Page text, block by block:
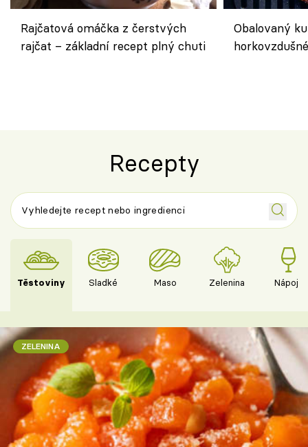
Rajčatová omáčka z čerstvých
rajčat – základní recept plný chuti
Obalovaný
Recepty
Těstoviny Sladké Maso Zelenina Nápoje
ZELENINA